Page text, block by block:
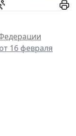
16 февраля